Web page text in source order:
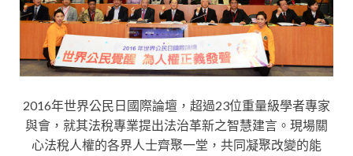
2016年世界公民日國際論壇，超過23位重量級學者專家
與會，就其法稅專業提出法治革新之智慧建言。現場關
心法稅人權的各界人士齊聚一堂，共同凝聚改變的能